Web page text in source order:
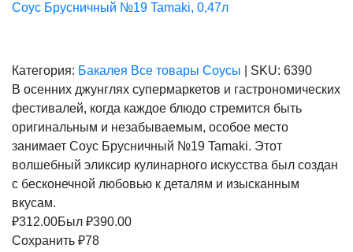
Соус Брусничный №19 Tamaki, 0,47л
Категория: Бакалея Все товары Соусы SKU: 6390
В осенних джунглях супермаркетов и гастрономических
фестивалей, когда каждое блюдо стремится быть
оригинальным и незабываемым, особое место
занимает Соус Брусничный №19 Tamaki. Этот
волшебный эликсир кулинарного искусства был создан
с бесконечной любовью к деталям и изысканным
вкусам.
₽312.00Был ₽390.00
Сохранить ₽78